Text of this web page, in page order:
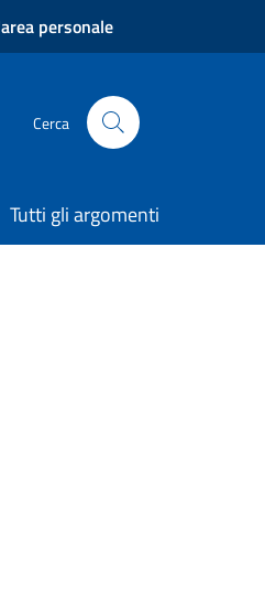
personale
Cerca
Tutti gli argomenti